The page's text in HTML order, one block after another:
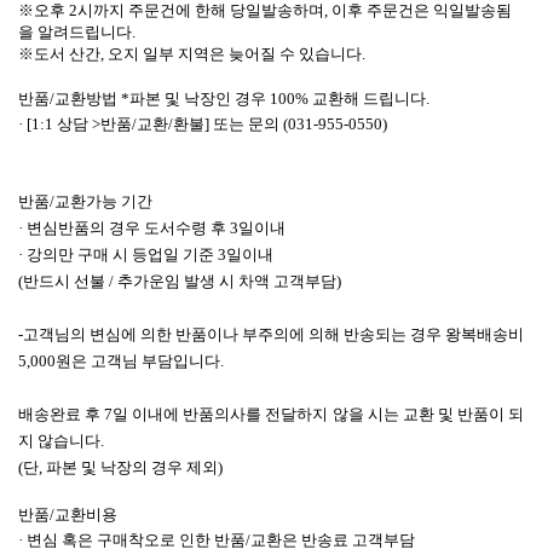
※오후 2시까지 주문건에 한해 당일발송하며, 이후 주문건은 익일발송됨
을 알려드립니다.
※도서 산간, 오지 일부 지역은 늦어질 수 있습니다.
반품/교환방법 *파본 및 낙장인 경우 100% 교환해 드립니다.
· [1:1 상담 >반품/교환/환불] 또는 문의 (031-955-0550)
반품/교환가능 기간
· 변심반품의 경우 도서수령 후 3일이내
· 강의만 구매 시 등업일 기준 3일이내
(반드시 선불 / 추가운임 발생 시 차액 고객부담)
-고객님의 변심에 의한 반품이나 부주의에 의해 반송되는 경우 왕복배송비
5,000원은 고객님 부담입니다.
배송완료 후 7일 이내에 반품의사를 전달하지 않을 시는 교환 및 반품이 되
지 않습니다.
(단, 파본 및 낙장의 경우 제외)
반품/교환비용
· 변심 혹은 구매착오로 인한 반품/교환은 반송료 고객부담